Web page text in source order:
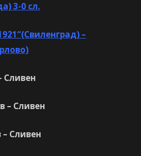
3-0 сл.
–
Сливен
– Сливен
Сливен